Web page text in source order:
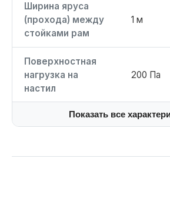
Ширина яруса
(прохода) между
стойками рам
1 м
Поверхностная
нагрузка на
настил
200 Па
Показать все